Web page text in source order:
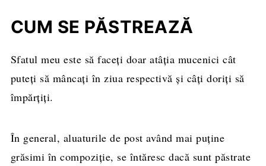
CUM SE PĂSTREAZĂ
Sfatul meu este să faceți doar atâția mucenici cât
puteți să mâncați în ziua respectivă și câți doriți să
împărțiți.
În general, aluaturile de post având mai puține
grăsimi în compoziție, se întăresc dacă sunt păstrate